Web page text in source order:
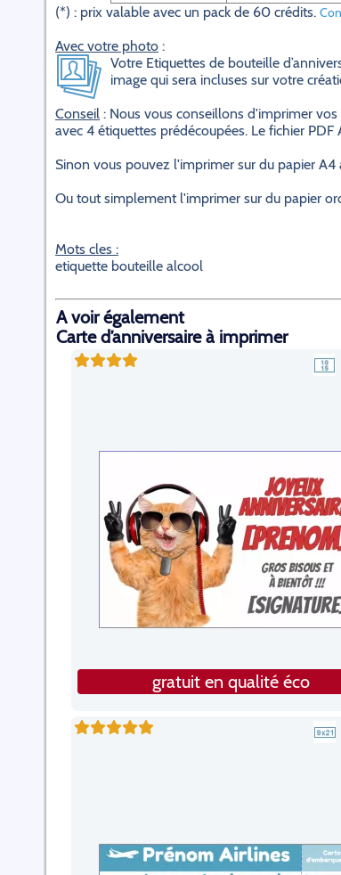
(*) : prix valable avec un pack de 60 crédits.
Avec votre photo :
Votre Etiquettes de bouteille
image qui sera incluses sur votre
Conseil : Nous vous conseillons d'imprimer
avec 4 étiquettes prédécoupées. Le fichier
Sinon vous pouvez l'imprimer sur du papier
Ou tout simplement l'imprimer sur du papier
Mots cles :
etiquette bouteille alcool
A voir également
Carte d’anniversaire à imprimer
gratuit en qualité éco